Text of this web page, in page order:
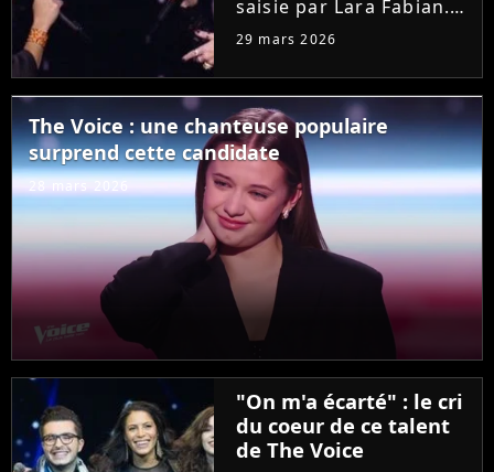
saisie par Lara Fabian.
Hier soir dans "The
Joanna, ancienne demi-
finaliste de la "Star
Academy", a bouleversé
la coach. Elle n'a pas
résisté...
29 mars 2026
The Voice : une chanteuse populaire
surprend cette candidate
28 mars 2026
"On m'a écarté" : le cri
du coeur de ce talent
de The Voice